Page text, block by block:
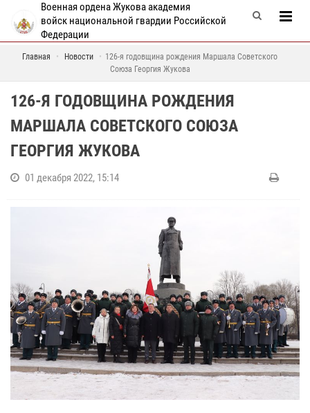
Военная ордена Жукова академия
войск национальной гвардии Российской
Федерации
Главная Новости
126-я годовщина рождения Маршала Советского
Союза Георгия Жукова
126-Я ГОДОВЩИНА РОЖДЕНИЯ
МАРШАЛА СОВЕТСКОГО СОЮЗА
ГЕОРГИЯ ЖУКОВА
01 декабря 2022, 15:14